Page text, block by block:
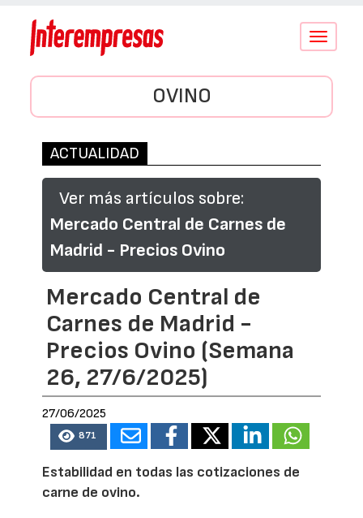
Conmutar
OVINO
ACTUALIDAD
Ver más artículos sobre:
Mercado Central de Carnes de
Madrid - Precios Ovino
Mercado Central de
Carnes de Madrid -
Precios Ovino (Semana
26, 27/6/2025)
27/06/2025
871
Estabilidad en todas las cotizaciones de
carne de ovino.